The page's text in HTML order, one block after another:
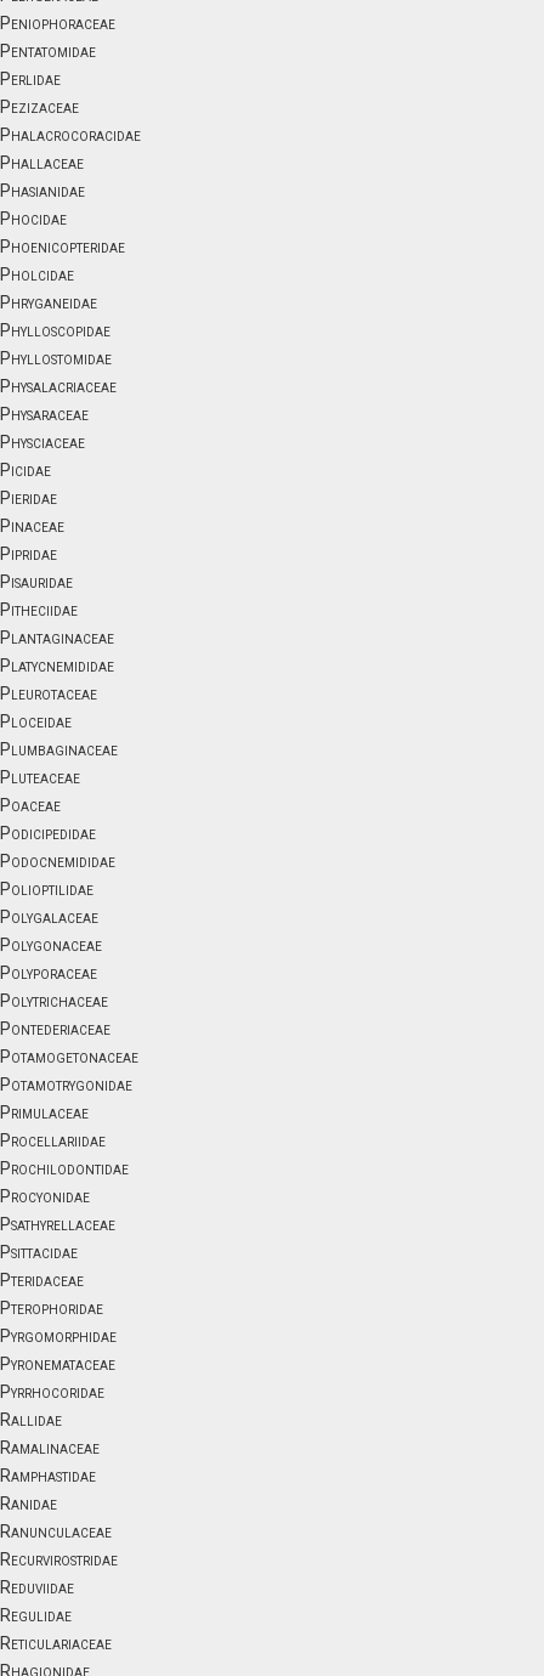
Peniophoraceae
Pentatomidae
Perlidae
Pezizaceae
Phalacrocoracidae
Phallaceae
Phasianidae
Phocidae
Phoenicopteridae
Pholcidae
Phryganeidae
Phylloscopidae
Phyllostomidae
Physalacriaceae
Physaraceae
Physciaceae
Picidae
Pieridae
Pinaceae
Pipridae
Pisauridae
Pitheciidae
Plantaginaceae
Platycnemididae
Pleurotaceae
Ploceidae
Plumbaginaceae
Pluteaceae
Poaceae
Podicipedidae
Podocnemididae
Polioptilidae
Polygalaceae
Polygonaceae
Polyporaceae
Polytrichaceae
Pontederiaceae
Potamogetonaceae
Potamotrygonidae
Primulaceae
Procellariidae
Prochilodontidae
Procyonidae
Psathyrellaceae
Psittacidae
Pteridaceae
Pterophoridae
Pyrgomorphidae
Pyronemataceae
Pyrrhocoridae
Rallidae
Ramalinaceae
Ramphastidae
Ranidae
Ranunculaceae
Recurvirostridae
Reduviidae
Regulidae
Reticulariaceae
Rhagionidae